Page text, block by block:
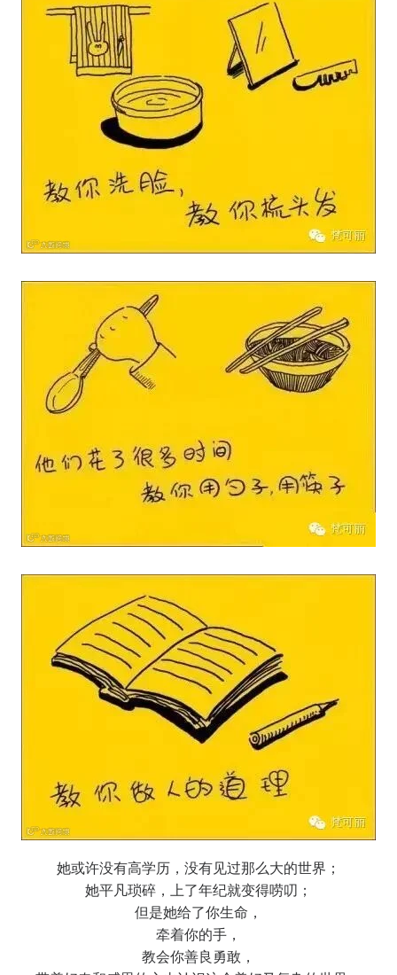
她或许没有高学历，没有见过那么大的世界；
她平凡琐碎，上了年纪就变得唠叨；
但是她给了你生命，
牵着你的手，
教会你善良勇敢，